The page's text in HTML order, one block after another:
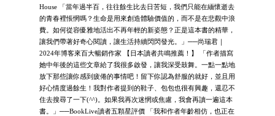
House 「當年過半百，往往餘生比去日苦短，我們只能在緬懷逝去
的青春裡悵惘嗎？生命是用來創造體驗價值的，而不是在悲觀中浪
費。如何從容優雅地活出不再年輕的新姿態？正是這本書的精華，
讓我們帶著好奇心閱讀，讓生活持續閃閃發光。」──尚瑞君｜
2024年博客來百大暢銷作家 【日本讀者共鳴推薦！】 「作者描寫
她中年後的這些文章給了我很多啟發，讓我深受鼓舞。一點一點地
放下那些讓你感到疲倦的事情吧！留下你認為舒服的就好，並且用
好心情度過餘生！我對作者提到的鞋子、包包也很有興趣，還忍不
住去搜尋了一下(^^)。如果我再次迷惘或焦慮，我會再讀一遍這本
書。」──BookLive讀者五顆星評價 「我和作者年齡相仿，也正在